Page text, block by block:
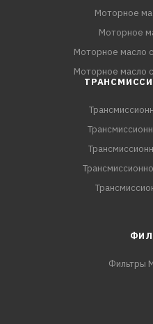
Моторное
Моторное
Моторное масло
Моторное масло
Фильтры